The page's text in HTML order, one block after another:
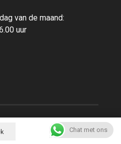
van de maand:
‬uur
Chat met ons